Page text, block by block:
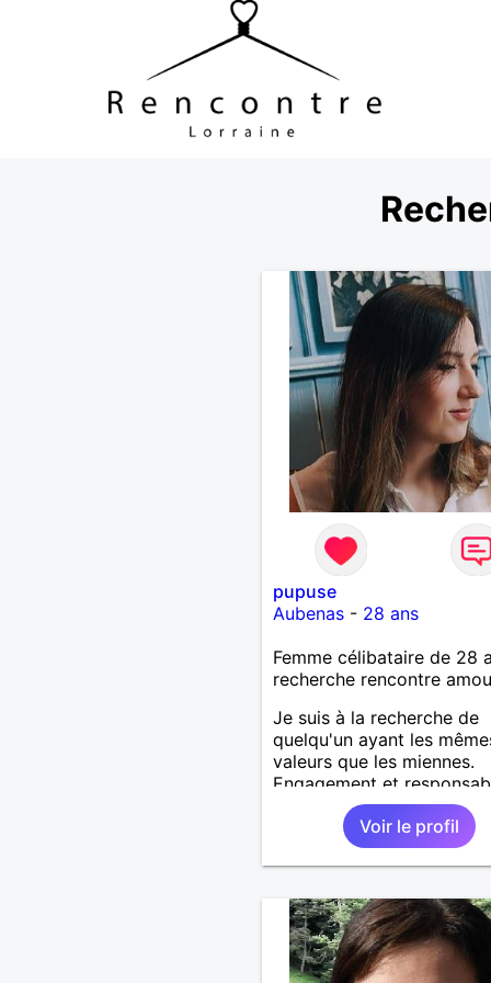
pupuse
Aubenas- 28 ans
Femme célibataire de 28
recherche rencontre
Je suis à la recherche de
quelqu'un ayant les
valeurs que les miennes.
Engagement et
harmonie, savoir vivre,
Voir le profil